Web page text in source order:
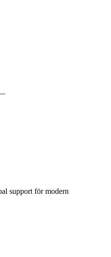
support för modern